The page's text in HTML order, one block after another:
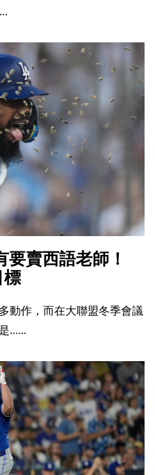
賣西語老師！
標
動作，而在大聯盟冬季會議
......